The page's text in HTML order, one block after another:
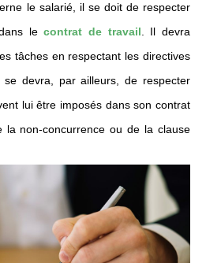
le salarié, il se doit de respecter
dans lecontrat de travail . Il devra
tâches en respectant les directives
devra, par ailleurs, de respecter
lui être imposés dans son contrat
la non-concurrence ou de la clause